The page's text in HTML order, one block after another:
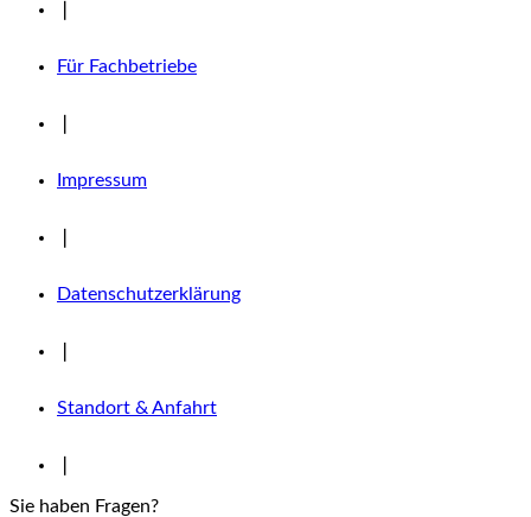
Für Fachbetriebe
Impressum
Datenschutzerklärung
Standort & Anfahrt
Sie haben Fragen?